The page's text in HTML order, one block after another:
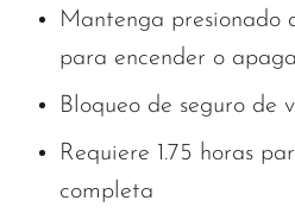
Mantenga presionado
para encender o
Bloqueo de seguro de
Requiere 1.75 horas
completa